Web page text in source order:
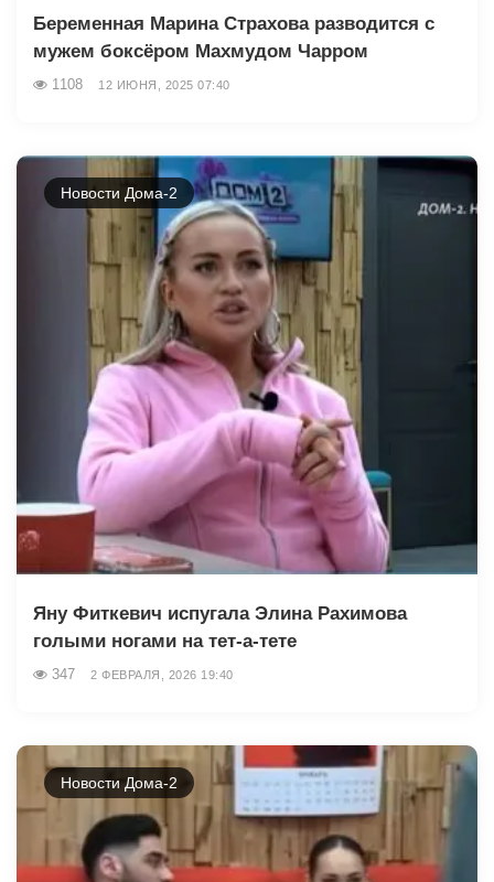
Беременная Марина Страхова разводится с
мужем боксёром Махмудом Чарром
1108 12 ИЮНЯ, 2025 07:40
Новости Дома-2
Яну Фиткевич испугала Элина Рахимова
голыми ногами на тет-а-тете
347 2 ФЕВРАЛЯ, 2026 19:40
Новости Дома-2